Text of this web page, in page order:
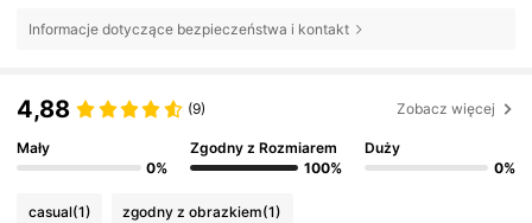
Informacje dotyczące bezpieczeństwa i kontakt
4,88 (9) Zobacz więcej
Mały
0%
Zgodny z Rozmiarem
100%
Duży
0%
casual(1) zgodny z obrazkiem(1)